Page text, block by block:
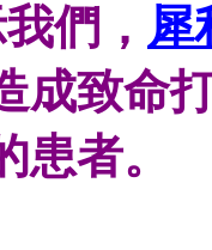
們， 犀
成致命
者。